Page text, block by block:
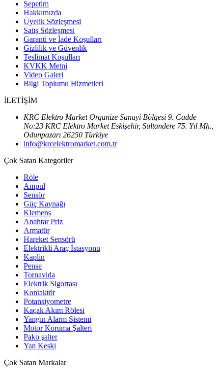
Sepetim
Hakkımızda
Üyelik Sözleşmesi
Satış Sözleşmesi
Garanti ve İade Koşulları
Gizlilik ve Güvenlik
Teslimat Koşulları
KVKK Metni
Video Galeri
Bilgi Toplumu Hizmetleri
İLETİŞİM
KRC Elektro Market Organize Sanayi Bölgesi 9. Cadde
No:23 KRC Elektro Market Eskişehir, Sultandere 75. Yıl Mh.,
Odunpazarı 26250 Türkiye
info@krcelektromarket.com.tr
Çok Satan Kategoriler
Röle
Ampul
Sensör
Güç Kaynağı
Klemens
Anahtar Priz
Armatür
Hareket Sensörü
Elektrikli Araç İstasyonu
Kaplin
Pense
Tornavida
Elektrik Sigortası
Kontaktör
Potansiyometre
Kaçak Akım Rölesi
Yangın Alarm Sistemi
Motor Koruma Şalteri
Pako şalter
Yan Keski
Çok Satan Markalar